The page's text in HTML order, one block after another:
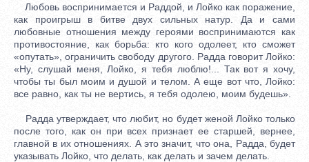
Любовь воспринимается и Раддой, и Лойко как поражение,
как проигрыш в битве двух сильных натур. Да и сами
любовные отношения между героями воспринимаются как
противостояние, как борьба: кто кого одолеет, кто сможет
«опутать», ограничить свободу другого. Радда говорит Лойко:
«Ну, слушай меня, Лойко, я тебя люблю!... Так вот я хочу,
чтобы ты был моим и душой и телом. А еще вот что, Лойко:
все равно, как ты не вертись, я тебя одолею, моим будешь».
Радда утверждает, что любит, но будет женой Лойко только
после того, как он при всех признает ее старшей, вернее,
главной в их отношениях. А это значит, что она, Радда, будет
указывать Лойко, что делать, как делать и зачем делать.